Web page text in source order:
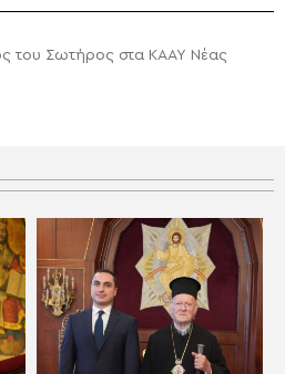
του Σωτήρος στα ΚΑΑΥ Νέας